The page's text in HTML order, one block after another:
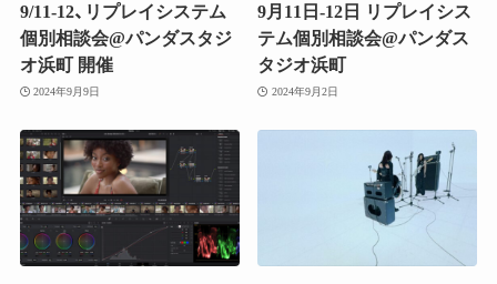
9/11-12、リプレイシステム
個別相談会@パンダスタジ
オ浜町 開催
2024年9月9日
9月11日-12日 リプレイシス
テム個別相談会@パンダス
タジオ浜町
2024年9月2日